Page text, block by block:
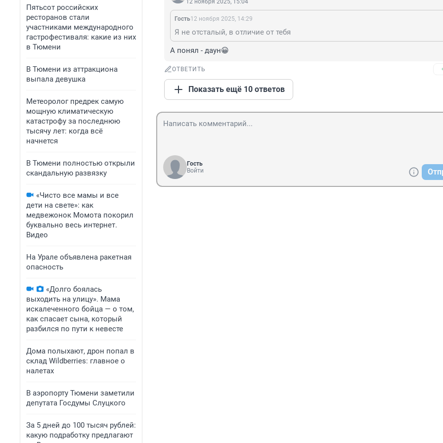
Пятьсот российских
ресторанов стали
участниками международного
гастрофестиваля: какие из них
в Тюмени
В Тюмени из аттракциона
выпала девушка
Метеоролог предрек самую
мощную климатическую
катастрофу за последнюю
тысячу лет: когда всё
начнется
В Тюмени полностью открыли
скандальную развязку
«Чисто все мамы и все
дети на свете»: как
медвежонок Момота покорил
буквально весь интернет.
Видео
На Урале объявлена ракетная
опасность
«Долго боялась
выходить на улицу». Мама
искалеченного бойца — о том,
как спасает сына, который
разбился по пути к невесте
Дома полыхают, дрон попал в
склад Wildberries: главное о
налетах
В аэропорту Тюмени заметили
депутата Госдумы Слуцкого
За 5 дней до 100 тысяч рублей:
какую подработку предлагают
12 ноября 2025, 15:04
Гость12 ноября 2025, 14:29
Я не отсталый, в отличие от тебя
А понял - даун😀
ОТВЕТИТЬ
Показать ещё 10 ответов
Гость
Войти